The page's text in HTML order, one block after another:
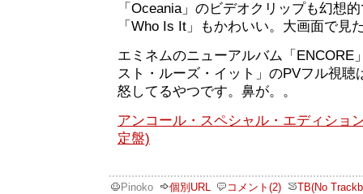
「Oceania」のビデオクリップも幻想
「Who Is It」もかわいい。大画面で見
エミネムのニューアルバム「ENCORE
スト・ルーズ・イット」のPVフル視聴
怒してるやつです。鼻が。。
アンコール・スペシャル・エディショ
定盤)
Pinoko 個別URL コメント(2) TB(No